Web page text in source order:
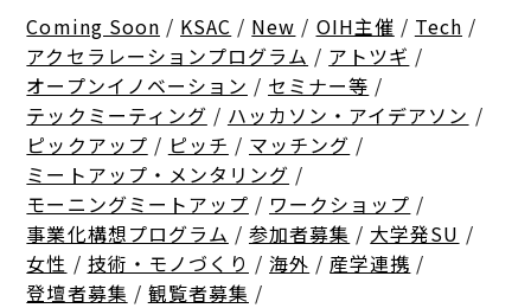
Coming Soon / KSAC / New / OIH主催 / Tech /
アクセラレーションプログラム / アトツギ /
オープンイノベーション / セミナー等 /
テックミーティング / ハッカソン・アイデアソン /
ピックアップ / ピッチ / マッチング /
ミートアップ・メンタリング /
モーニングミートアップ / ワークショップ /
事業化構想プログラム / 参加者募集 / 大学発SU /
女性 / 技術・モノづくり / 海外 / 産学連携 /
登壇者募集 / 観覧者募集 /